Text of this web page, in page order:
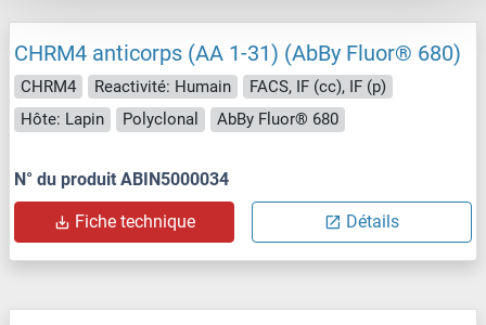
CHRM4 anticorps (AA 1-31) (AbBy Fluor® 680)
CHRM4 Reactivité: Humain
FACS, IF (cc), IF (p)
Hôte: Lapin
Polyclonal AbBy Fluor® 680
N° du produit ABIN5000034
Fiche technique Détails